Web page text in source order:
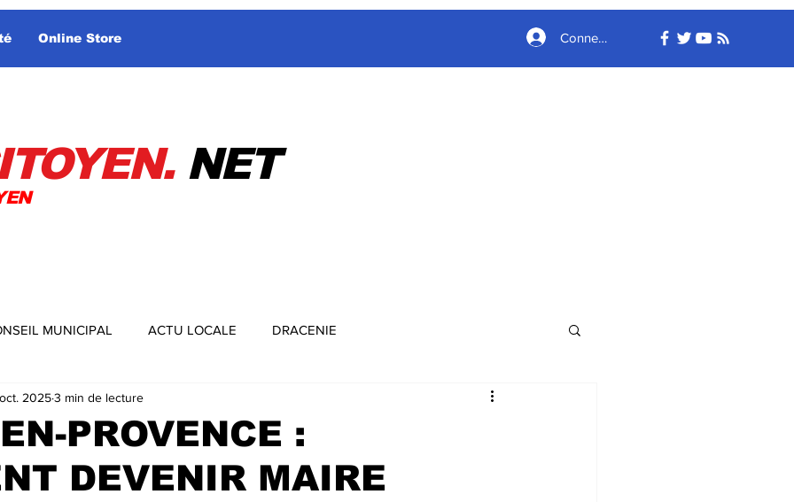
Online Store Connexion
NET
MUNICIPAL ACTU LOCALE DRACENIE
TA GEULE BEAGLE !
ELECTIONS MUNICIPALES 2025 A LA UNE trasune
PROVENCE :
DEVENIR MAIRE
20253 min de lecture